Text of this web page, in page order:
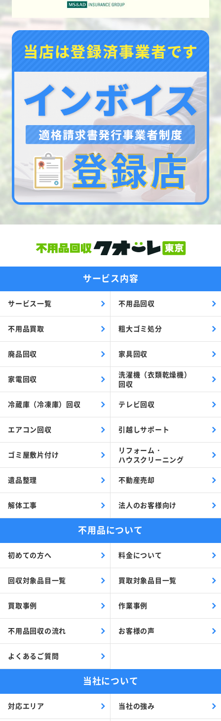
サービス内容
サービス一覧 不用品回収
不用品買取 粗大ゴミ処分
廃品回収 家具回収
家電回収
洗濯機（衣類乾燥機）
回収
冷蔵庫（冷凍庫）回収 テレビ回収
エアコン回収 引越しサポート
ゴミ屋敷片付け
リフォーム・
ハウスクリーニング
遺品整理 不動産売却
解体工事 法人のお客様向け
不用品について
初めての方へ 料金について
回収対象品目一覧 買取対象品目一覧
買取事例 作業事例
不用品回収の流れ お客様の声
よくあるご質問
当社について
対応エリア 当社の強み